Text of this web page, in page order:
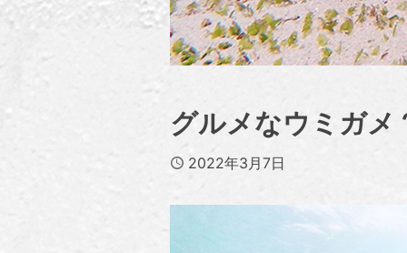
グルメなウミガメ
Published
2022年3月7日